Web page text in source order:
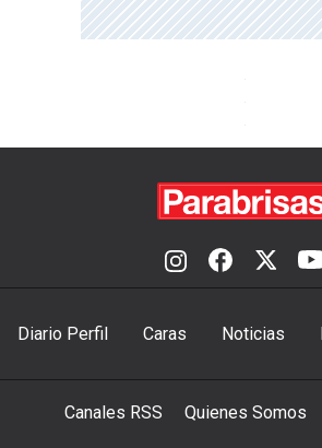
Diario Perfil Caras Noticias
Canales RSS Quienes Somos